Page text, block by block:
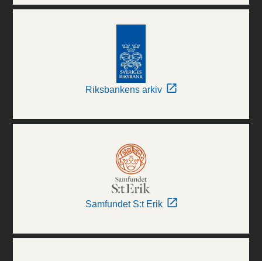
Riksbankens arkiv
Samfundet S:t Erik